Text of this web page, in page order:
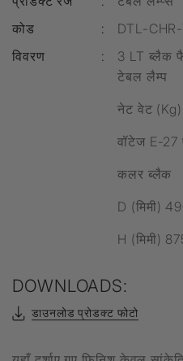
कोड
:
DTL-
विवरण
:
3 LT ब्लैक
टेबल लैम्प
नेट वेट
वॉटेज E-27
कलर ब्लैक
D (मिमी)
H (मिमी)
DOWNLOADS:
डाउनलोड प्रोडक्ट फोटो